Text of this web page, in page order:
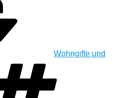
Wohngifte und